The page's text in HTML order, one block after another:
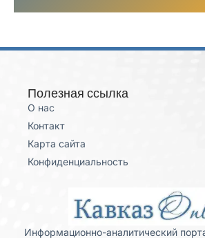
Полезная ссылка
О нас
Контакт
Карта сайта
Конфиденциальность
Информационно-аналитический